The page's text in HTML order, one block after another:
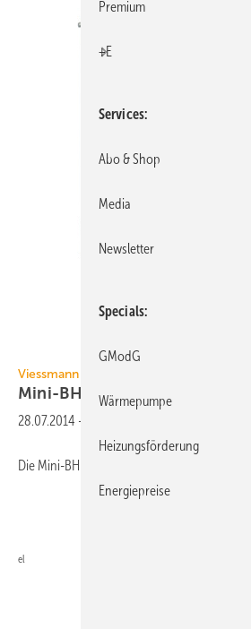
Viessmann
Mini-BHKW mit 6 und 8,5
28.07.2014 -
Die Mini-BHKW Vitobloc 200 EM-6/15 (6,0 kW
el
Premium
+E
Services
Abo & Shop
Media
Newsletter
Specials
GModG
Wärmepumpe
Heizungsförderung
Energiepreise